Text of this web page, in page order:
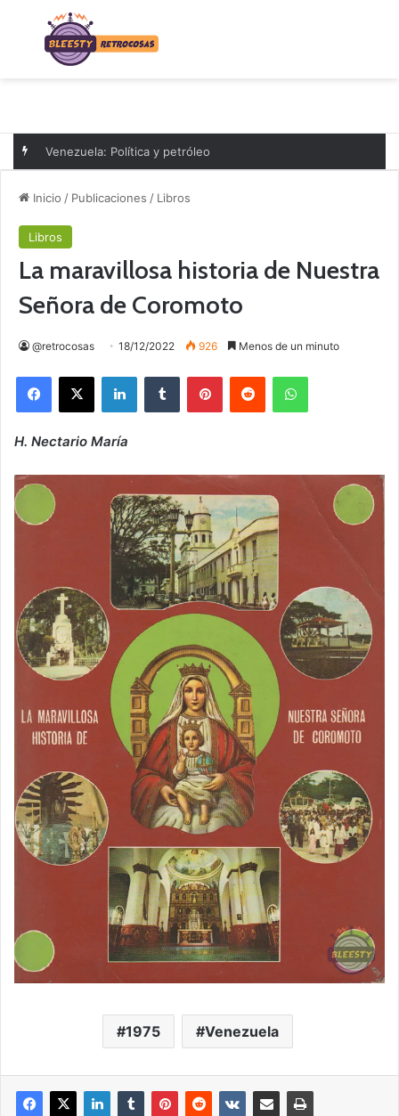
Menú
Venezuela: Política y petróleo
Inicio / Publicaciones / Libros
Libros
La maravillosa historia de Nuestra
Señora de Coromoto
@retrocosas 18/12/2022 926 Menos de un minuto
Facebook
X LinkedInTumblr PinterestReddit WhatsApp
H. Nectario María
1975 Venezuela